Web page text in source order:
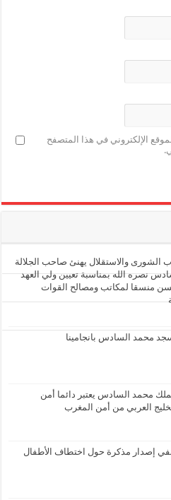
الإلكتروني في هذا المتصفح
الشورى والاستقلال يهنئ صاحب الجلالة
نصره الله بمناسبة تعيين ولي العهد
منسقا لمكاتب ومصالح القوات
محمد السادس بانجامينا
محمد السادس يعتبر دائما أمن
العربي من أمن المغرب
إصدار مذكرة حول اختطاف الأطفال